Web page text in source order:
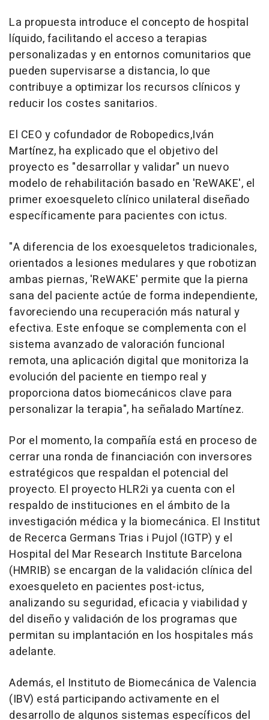
La propuesta introduce el concepto de hospital
líquido, facilitando el acceso a terapias
personalizadas y en entornos comunitarios que
pueden supervisarse a distancia, lo que
contribuye a optimizar los recursos clínicos y
reducir los costes sanitarios.
El CEO y cofundador de Robopedics,Iván
Martínez, ha explicado que el objetivo del
proyecto es "desarrollar y validar" un nuevo
modelo de rehabilitación basado en 'ReWAKE', el
primer exoesqueleto clínico unilateral diseñado
específicamente para pacientes con ictus.
"A diferencia de los exoesqueletos tradicionales,
orientados a lesiones medulares y que robotizan
ambas piernas, 'ReWAKE' permite que la pierna
sana del paciente actúe de forma independiente,
favoreciendo una recuperación más natural y
efectiva. Este enfoque se complementa con el
sistema avanzado de valoración funcional
remota, una aplicación digital que monitoriza la
evolución del paciente en tiempo real y
proporciona datos biomecánicos clave para
personalizar la terapia", ha señalado Martínez.
Por el momento, la compañía está en proceso de
cerrar una ronda de financiación con inversores
estratégicos que respaldan el potencial del
proyecto. El proyecto HLR2i ya cuenta con el
respaldo de instituciones en el ámbito de la
investigación médica y la biomecánica. El Institut
de Recerca Germans Trias i Pujol (IGTP) y el
Hospital del Mar Research Institute Barcelona
(HMRIB) se encargan de la validación clínica del
exoesqueleto en pacientes post-ictus,
analizando su seguridad, eficacia y viabilidad y
del diseño y validación de los programas que
permitan su implantación en los hospitales más
adelante.
Además, el Instituto de Biomecánica de Valencia
(IBV) está participando activamente en el
desarrollo de algunos sistemas específicos del